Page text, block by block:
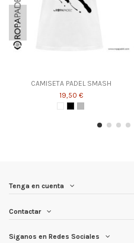
CAMISETA PADEL SMASH
19,50 €
Tenga en cuenta
Contactar
Siganos en Redes Sociales